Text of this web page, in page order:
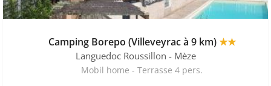
Mobilhome Express recense 483 offres de locations de
location de mobilhome tels que Promovacances,
Tripandco ou Tohapi.
TOPS CAMPINGS SUR VIC LA GARDIOLE
Camping Borepo (Villeveyrac à 9 km)★★
Languedoc Roussillon - Mèze
Mobil home - Terrasse 4 pers.